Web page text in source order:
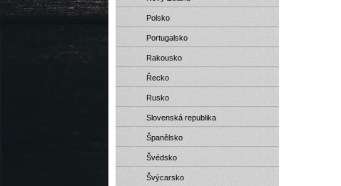
Polsko
Portugalsko
Rakousko
Řecko
Rusko
Slovenská republika
Španělsko
Švédsko
Švýcarsko